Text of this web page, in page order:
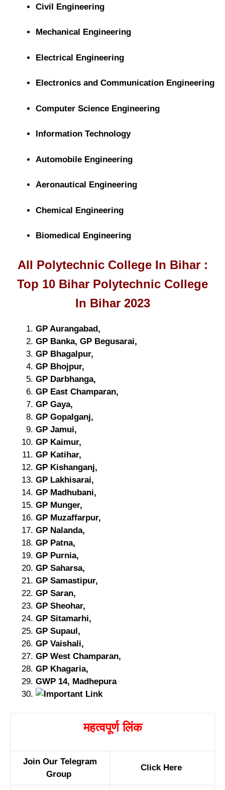
Civil Engineering
Mechanical Engineering
Electrical Engineering
Electronics and Communication Engineering
Computer Science Engineering
Information Technology
Automobile Engineering
Aeronautical Engineering
Chemical Engineering
Biomedical Engineering
All Polytechnic College In Bihar :
Top 10 Bihar Polytechnic College
In Bihar 2023
GP Aurangabad,
GP Banka, GP Begusarai,
GP Bhagalpur,
GP Bhojpur,
GP Darbhanga,
GP East Champaran,
GP Gaya,
GP Gopalganj,
GP Jamui,
GP Kaimur,
GP Katihar,
GP Kishanganj,
GP Lakhisarai,
GP Madhubani,
GP Munger,
GP Muzaffarpur,
GP Nalanda,
GP Patna,
GP Purnia,
GP Saharsa,
GP Samastipur,
GP Saran,
GP Sheohar,
GP Sitamarhi,
GP Supaul,
GP Vaishali,
GP West Champaran,
GP Khagaria,
GWP 14, Madhepura
महत्वपूर्ण लिंक
Join Our Telegram
Group
Click Here